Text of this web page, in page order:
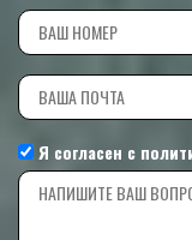
Я согласен с